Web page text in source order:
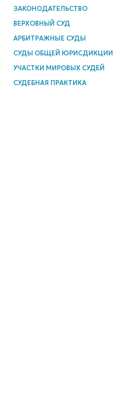
ЗАКОНОДАТЕЛЬСТВО
ВЕРХОВНЫЙ СУД
АРБИТРАЖНЫЕ СУДЫ
СУДЫ ОБЩЕЙ ЮРИСДИКЦИИ
УЧАСТКИ МИРОВЫХ СУДЕЙ
СУДЕБНАЯ ПРАКТИКА